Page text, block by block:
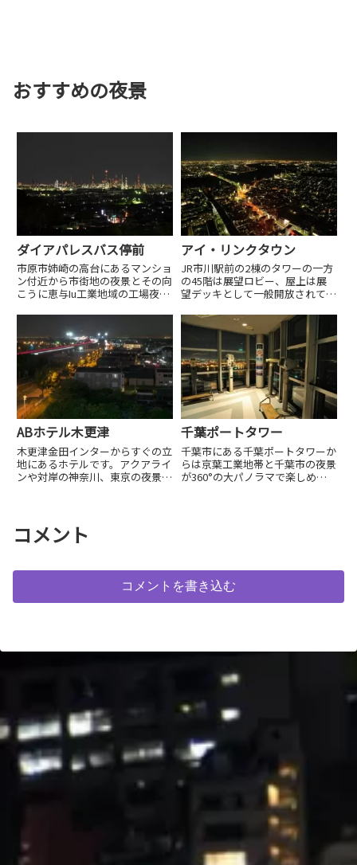
おすすめの夜景
ダイアパレスバス停前
市原市姉崎の高台にあるマンショ
ン付近から市街地の夜景とその向
こうに恵与Iu工業地域の工場夜景
が多く迷惑駐車にならないように
十分注意してください。
アイ・リンクタウン
JR市川駅前の2棟のタワーの一方
の45階は展望ロビー、屋上は展
望デッキとして一般開放されてい
通エレベーターで昇れます。
ABホテル木更津
木更津金田インターからすぐの立
地にあるホテルです。アクアライ
ンや対岸の神奈川、東京の夜景が
ことをお勧めします。
千葉ポートタワー
千葉市にある千葉ポートタワーか
らは京葉工業地帯と千葉市の夜景
が360°の大パノラマで楽しめま
コメント
コメントを書き込む